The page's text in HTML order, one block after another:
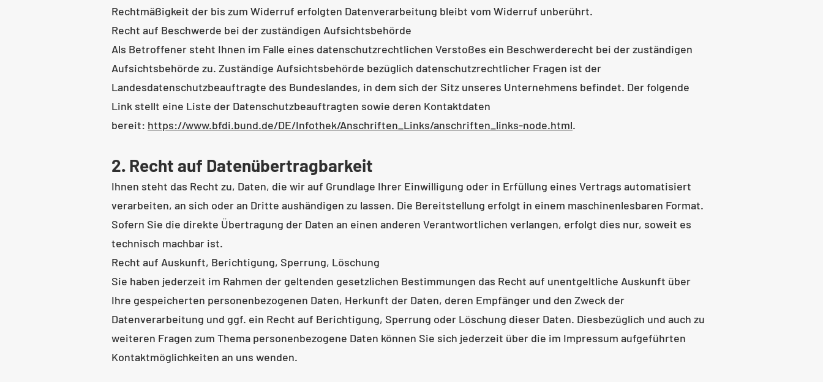
Rechtmäßigkeit der bis zum Widerruf erfolgten Datenverarbeitung bleibt vom Widerruf unberührt.
Recht auf Beschwerde bei der zuständigen Aufsichtsbehörde
Als Betroffener steht Ihnen im Falle eines datenschutzrechtlichen Verstoßes ein Beschwerderecht bei der zuständigen
Aufsichtsbehörde zu. Zuständige Aufsichtsbehörde bezüglich datenschutzrechtlicher Fragen ist der
Landesdatenschutzbeauftragte des Bundeslandes, in dem sich der Sitz unseres Unternehmens befindet. Der folgende
Link stellt eine Liste der Datenschutzbeauftragten sowie deren Kontaktdaten
bereit: https://www.bfdi.bund.de/DE/Infothek/Anschriften_Links/anschriften_links-node.html.
2. Recht auf Datenübertragbarkeit
Ihnen steht das Recht zu, Daten, die wir auf Grundlage Ihrer Einwilligung oder in Erfüllung eines Vertrags automatisiert
verarbeiten, an sich oder an Dritte aushändigen zu lassen. Die Bereitstellung erfolgt in einem maschinenlesbaren Format.
Sofern Sie die direkte Übertragung der Daten an einen anderen Verantwortlichen verlangen, erfolgt dies nur, soweit es
technisch machbar ist.
Recht auf Auskunft, Berichtigung, Sperrung, Löschung
Sie haben jederzeit im Rahmen der geltenden gesetzlichen Bestimmungen das Recht auf unentgeltliche Auskunft über
Ihre gespeicherten personenbezogenen Daten, Herkunft der Daten, deren Empfänger und den Zweck der
Datenverarbeitung und ggf. ein Recht auf Berichtigung, Sperrung oder Löschung dieser Daten. Diesbezüglich und auch zu
weiteren Fragen zum Thema personenbezogene Daten können Sie sich jederzeit über die im Impressum aufgeführten
Kontaktmöglichkeiten an uns wenden.